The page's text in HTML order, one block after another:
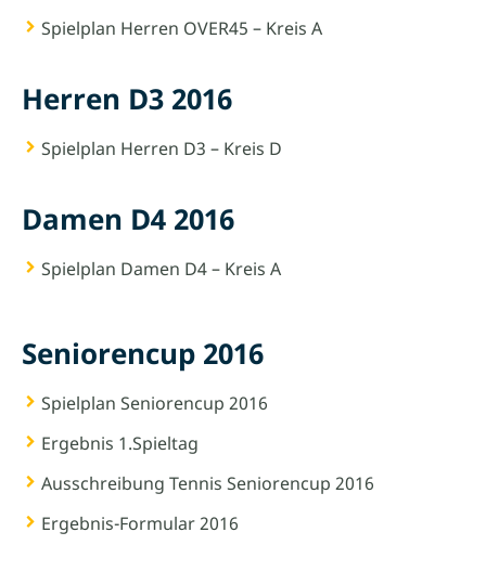
Spielplan Herren OVER45 – Kreis A
Herren D3 2016
Spielplan Herren D3 – Kreis D
Damen D4 2016
Spielplan Damen D4 – Kreis A
Seniorencup 2016
Spielplan Seniorencup 2016
Ergebnis 1.Spieltag
Ausschreibung Tennis Seniorencup 2016
Ergebnis-Formular 2016